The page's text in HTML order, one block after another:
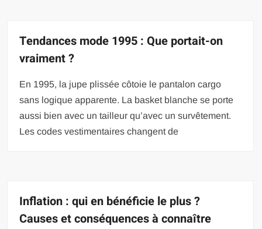
Tendances mode 1995 : Que portait-on
vraiment ?
En 1995, la jupe plissée côtoie le pantalon cargo
sans logique apparente. La basket blanche se porte
aussi bien avec un tailleur qu’avec un survêtement.
Les codes vestimentaires changent de
Inflation : qui en bénéficie le plus ?
Causes et conséquences à connaître